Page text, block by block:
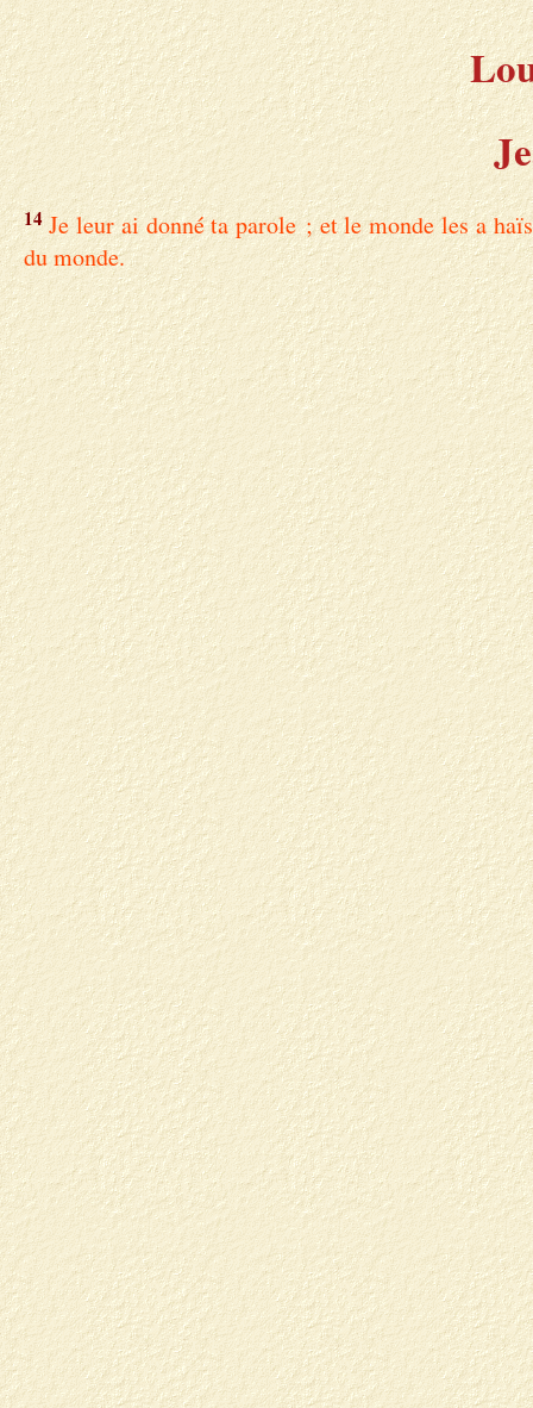
14 Je leur ai donné ta parole ; et le monde les a
du monde.